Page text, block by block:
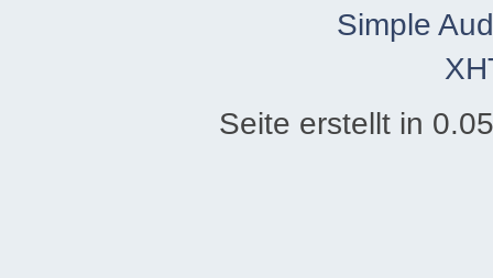
Simple
Seite erstellt in